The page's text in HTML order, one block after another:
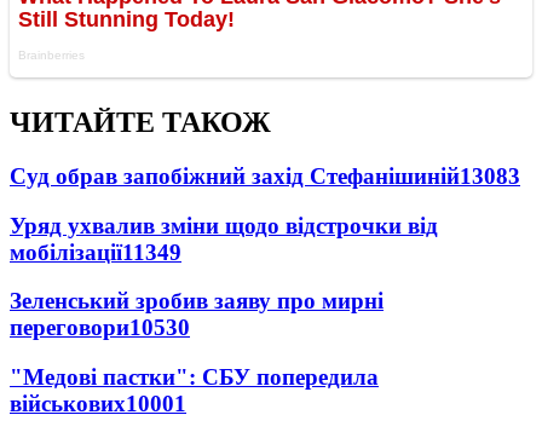
ЧИТАЙТЕ ТАКОЖ
Суд обрав запобіжний захід Стефанішиній13083
Уряд ухвалив зміни щодо відстрочки від
мобілізації11349
Зеленський зробив заяву про мирні
переговори10530
"Медові пастки": СБУ попередила
військових10001